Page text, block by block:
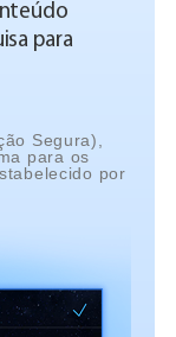
para
Segura),
para os
por